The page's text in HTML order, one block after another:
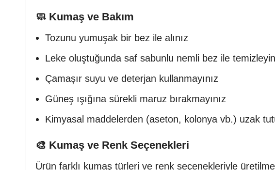
🧼 Kumaş ve Bakım
Tozunu yumuşak bir bez ile alınız
Leke oluştuğunda saf sabunlu nemli bez ile
Çamaşır suyu ve deterjan kullanmayınız
Güneş ışığına sürekli maruz bırakmayınız
Kimyasal maddelerden (aseton, kolonya vb.) uzak
🎨 Kumaş ve Renk Seçenekleri
Ürün farklı kumaş türleri ve renk seçenekleriyle